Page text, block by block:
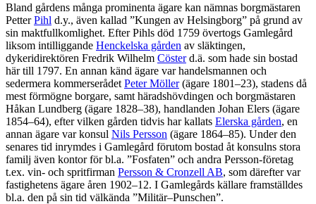
Bland gårdens många prominenta ägare kan nämnas borgmästaren
PetterPihl d.y., även kallad ”Kungen av Helsingborg” på grund av
sin maktfullkomlighet. Efter Pihls död 1759 övertogs Gamlegård
liksom intilliggande Henckelska gården av släktingen,
dykeridirektören Fredrik Wilhelm Cösterd.ä. som hade sin bostad
här till 1797. En annan känd ägare var handelsmannen och
sedermera kommerserådet Peter Möller(ägare 1801–23), stadens då
mest förmögne borgare, samt häradshövdingen och borgmästaren
Håkan Lundberg (ägare 1828–38), handlanden Johan Elers (ägare
1854–64), efter vilken gården tidvis har kallats Elerska gården, en
annan ägare var konsul Nils Persson (ägare 1864–85). Under den
senares tid inrymdes i Gamlegård förutom bostad åt konsulns stora
familj även kontor för bl.a. ”Fosfaten” och andra Persson-företag
t.ex. vin- och spritfirman Persson & Cronzell AB, som därefter var
fastighetens ägare åren 1902–12. I Gamlegårds källare framställdes
bl.a. den på sin tid välkända ”Militär–Punschen”.